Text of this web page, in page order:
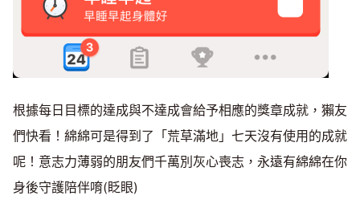
根據每日目標的達成與不達成會給予相應的獎章成就，獺友
們快看！綿綿可是得到了「荒草滿地」七天沒有使用的成就
呢！意志力薄弱的朋友們千萬別灰心喪志，永遠有綿綿在你
身後守護陪伴唷(眨眼)